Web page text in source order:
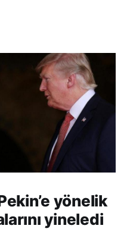
yönelik
yineledi